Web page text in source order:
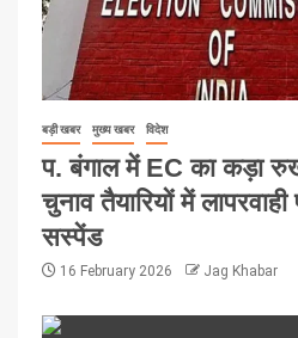
बड़ी खबर मुख्य खबर विदेश
प. बंगाल में EC का कड़ा
चुनाव तैयारियों में
सस्पेंड
16 February 2026 Jag Khabar